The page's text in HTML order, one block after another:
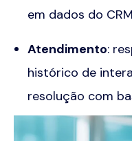
em dados do
Atendimento:
histórico de
resolução com